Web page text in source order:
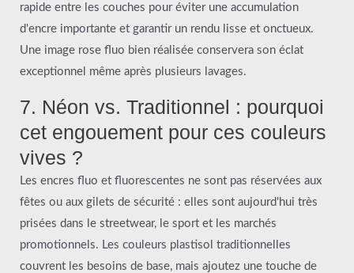
rapide entre les couches pour éviter une accumulation
d'encre importante et garantir un rendu lisse et onctueux.
Une image rose fluo bien réalisée conservera son éclat
exceptionnel même après plusieurs lavages.
7. Néon vs. Traditionnel : pourquoi
cet engouement pour ces couleurs
vives ?
Les encres fluo et fluorescentes ne sont pas réservées aux
fêtes ou aux gilets de sécurité : elles sont aujourd'hui très
prisées dans le streetwear, le sport et les marchés
promotionnels. Les couleurs plastisol traditionnelles
couvrent les besoins de base, mais ajoutez une touche de